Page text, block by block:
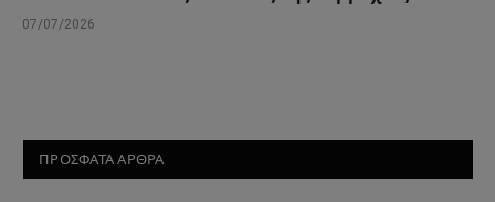
07/07/2026
ΠΡΟΣΦΑΤΑ ΑΡΘΡΑ